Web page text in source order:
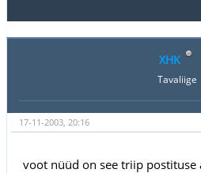
XHK
Tavaliige
17-11-2003, 20:16
voot nüüd on see triip postituse